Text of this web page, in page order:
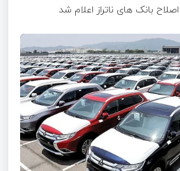
بانک های ناتراز اعلام شد